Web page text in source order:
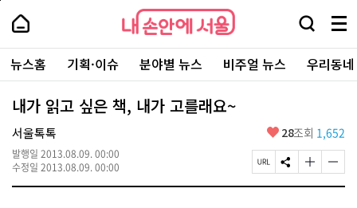
본
로
가
내
손
안
에
서
울
-
서
울
시
대
표
소
내
손
에
울
검
창
열
기
메
뉴
전
체
보
주
요
서
뉴스홈 기획·이슈 분야별 뉴스 비주얼 뉴스 우리동
내가 읽고 싶은 책, 내가 고를래요~
서울톡톡
발행일 2013.08.09. 00:00
수정일 2013.08.09. 00:00
좋
요
28조회 1,652
페
이
S
N
글
자
글
자
페
상
단
로